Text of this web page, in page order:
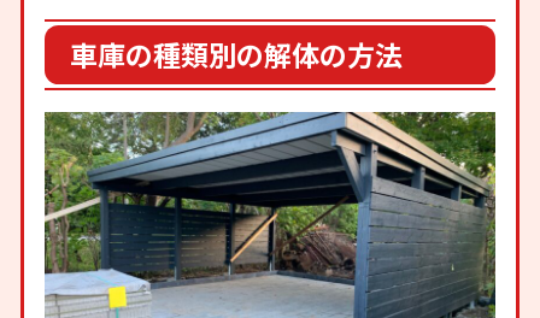
車庫の種類別の解体の方法